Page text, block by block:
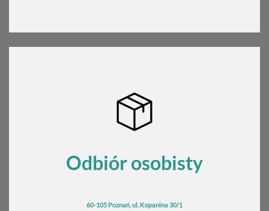
Odbiór osobisty
60-105 Poznań, ul. Kopanina 30/1